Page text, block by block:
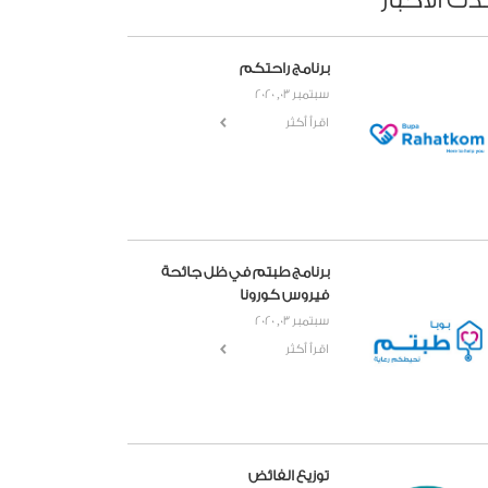
برنامج راحتكم
سبتمبر 03, 2020
اقرأ أكثر
برنامج طبتم في ظل جائحة
فيروس كورونا
سبتمبر 03, 2020
اقرأ أكثر
توزيع الفائض